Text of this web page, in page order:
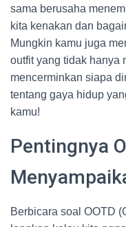
sama berusaha
kita kenakan dan
Mungkin kamu juga
outfit yang tidak hanya
mencerminkan siapa
tentang gaya hidup
kamu!
Pentingnya
Berbicara soal OOTD